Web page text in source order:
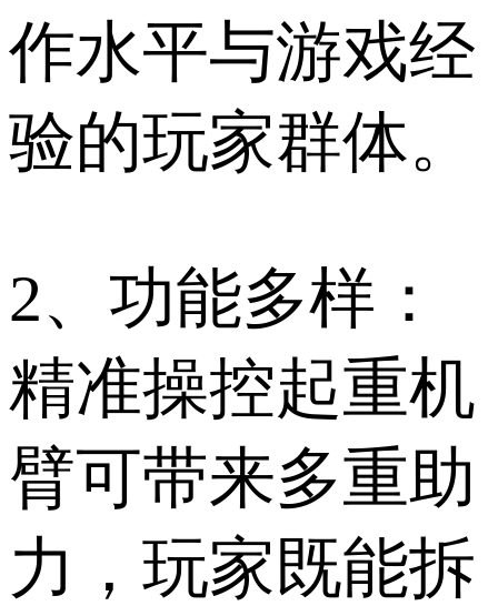
作水平与游戏经
验的玩家群体。
2、功能多样：
精准操控起重机
臂可带来多重助
力，玩家既能拆